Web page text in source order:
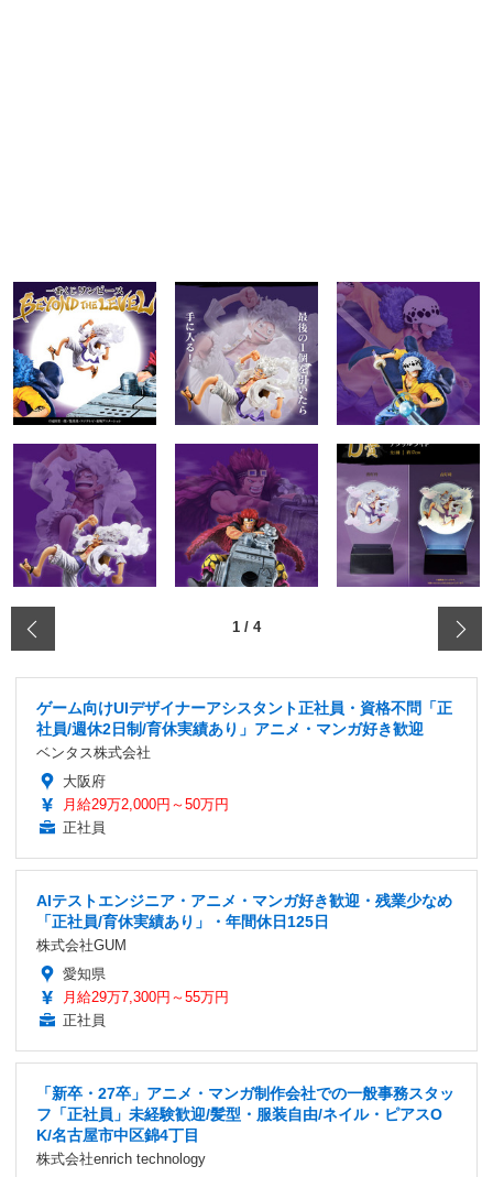
1 / 4
ゲーム向けUIデザイナーアシスタント正社員・資格不問「正
社員/週休2日制/育休実績あり」アニメ・マンガ好き歓迎
ベンタス株式会社
大阪府
月給29万2,000円～50万円
正社員
AIテストエンジニア・アニメ・マンガ好き歓迎・残業少なめ
「正社員/育休実績あり」・年間休日125日
株式会社GUM
愛知県
月給29万7,300円～55万円
正社員
「新卒・27卒」アニメ・マンガ制作会社での一般事務スタッ
フ「正社員」未経験歓迎/髪型・服装自由/ネイル・ピアスO
K/名古屋市中区錦4丁目
株式会社enrich technology